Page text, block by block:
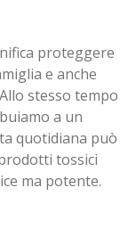
proteggere
e anche
stesso tempo
a un
quotidiana può
tossici
ma potente.